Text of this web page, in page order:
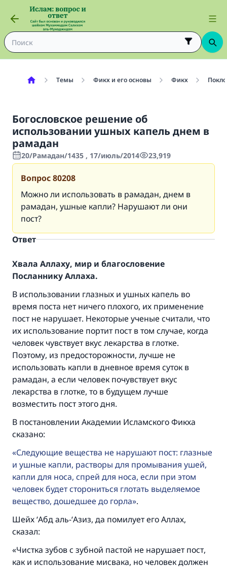
Темы Фикх и его основы Фикх
Богословское решение об
использовании ушных капель днем в
рамадан
20/Рамадан/1435 , 17/июль/2014 23,919
Вопрос80208
Можно ли использовать в рамадан, днем в
рамадан, ушные капли? Нарушают ли они
пост?
Ответ
Хвала Аллаху, мир и благословение
Посланнику Аллаха.
В использовании глазных и ушных капель во
время поста нет ничего плохого, их применение
пост не нарушает. Некоторые ученые считали, что
их использование портит пост в том случае, когда
человек чувствует вкус лекарства в глотке.
Поэтому, из предосторожности, лучше не
использовать капли в дневное время суток в
рамадан, а если человек почувствует вкус
лекарства в глотке, то в будущем лучше
возместить пост этого дня.
В постановлении Академии Исламского Фикха
сказано:
Следующие вещества не нарушают пост: глазные
и ушные капли, растворы для промывания ушей,
капли для носа, спрей для носа, если при этом
человек будет сторониться глотать выделяемое
вещество, дошедшее до горла .
Шейх ‘Абд аль-‘Азиз, да помилует его Аллах,
сказал:
«Чистка зубов с зубной пастой не нарушает пост,
как и использование мисвака, но человек должен